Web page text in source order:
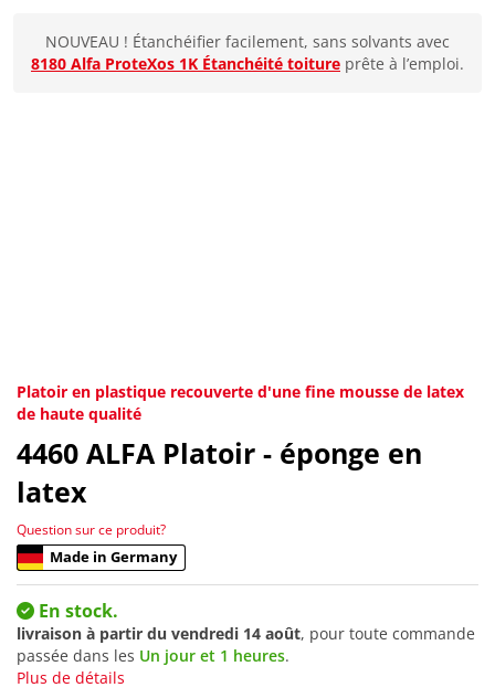
NOUVEAU ! Étanchéifier facilement, sans solvants avec
8180 Alfa ProteXos 1K Étanchéité toiture prête à l’emploi.
Platoir en plastique recouverte d'une fine mousse de latex
de haute qualité
4460 ALFA Platoir - éponge en
latex
Question sur ce produit?
Made in Germany
En stock.
livraison à partir du vendredi 14 août, pour toute commande
passée dans les Un jour et 1 heures.
Plus de détails